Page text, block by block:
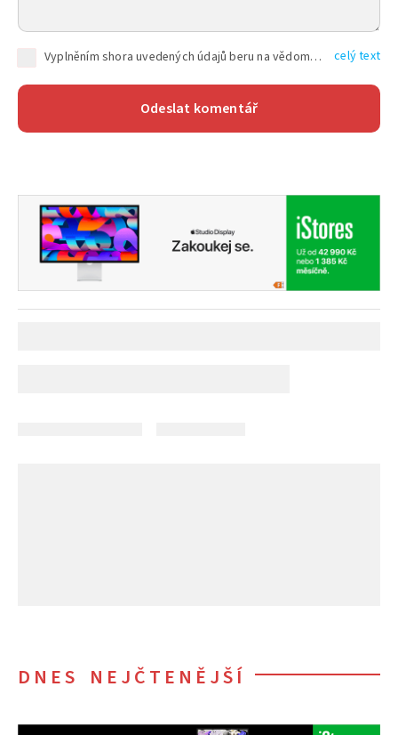
Vyplněním shora uvedených údajů beru na vědomí, že společnost TEXT FACTORY s.r.o., sídlem Brno, Durďákova 336/29, Černá Pole, PSČ: 613 00, IČ: 06157831, zapsané u Krajského soudu v Brně, oddíl C, vložka 100399, bude zpracovávat mé osobní údaje uvedené v rámci mnou vyplněného registračního formuláře na základě oprávněných zájmů TEXT FACTORY s.r.o. dle čl. 6 odst. 1 písm. f) GDPR a pro splnění právních povinností (čl. 6 odst. 1 písm. c) GDPR), a to pro tyto účely: nezbytnost zajistit oprávnění návštěvníka webových stránek provozovaných společností TEXT FACTORY s.r.o. přispívat aktivně ke zveřejněným článkům nebo v rámci diskusních fór a výkon práv TEXT FACTORY s.r.o. jako administrátora těchto diskusních fór. Více informací o zpracování osobních údajů a právech lze nalézt v celý text
DNES NEJČTENĚJŠÍ